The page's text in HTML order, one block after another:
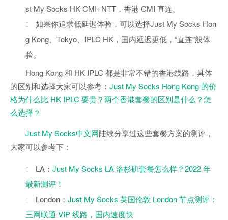
st My Socks HK CMI+NTT，香港 CMI 直连。
如果你追求低延迟体验，可以选择Just My Socks Hon
g Kong、Tokyo、IPLC HK，国内延迟更低，“直连”般体
验。
Hong Kong 和 HK IPLC 都是非常不错的香港线路，具体
的区别和选择大家可以参考： Just My Socks Hong Kong 的价
格为什么比 HK IPLC 要贵？两个香港套餐的区别是什么？怎
么选择？
Just My Socks中文网陆续分享过这些套餐方案的测评，
大家可以参考下：
LA： Just My Socks LA 洛杉矶套餐怎么样？2022 年
最新测评！
London： Just My Socks 英国伦敦 London 节点测评：
三网联通 VIP 线路，国内速度快